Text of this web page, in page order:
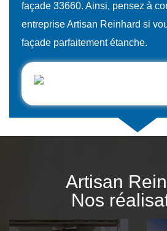
façade 33660. Ainsi, pensez à
entreprise Artisan Reinhard si
façade parfaitement étanche.
Artisan
Nos